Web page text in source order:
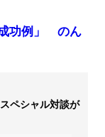
成功例」 のん
ペシャル対談が